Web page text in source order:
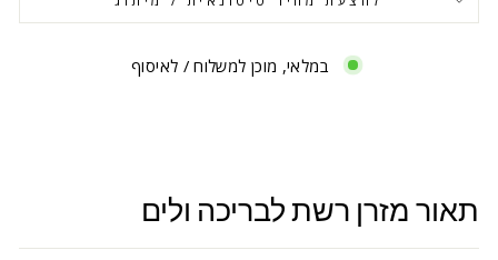
במלאי, מוכן למשלוח / לאיסוף
תאור מזרן רשת לבריכה ולים